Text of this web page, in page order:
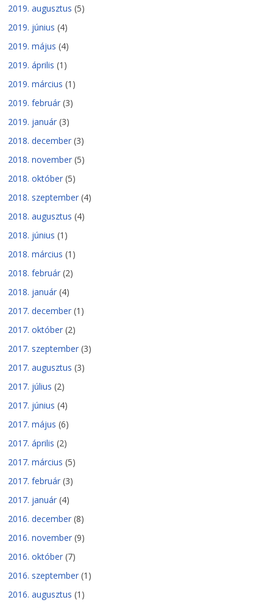
2019. augusztus (5)
2019. június (4)
2019. május (4)
2019. április (1)
2019. március (1)
2019. február (3)
2019. január (3)
2018. december (3)
2018. november (5)
2018. október (5)
2018. szeptember (4)
2018. augusztus (4)
2018. június (1)
2018. március (1)
2018. február (2)
2018. január (4)
2017. december (1)
2017. október (2)
2017. szeptember (3)
2017. augusztus (3)
2017. július (2)
2017. június (4)
2017. május (6)
2017. április (2)
2017. március (5)
2017. február (3)
2017. január (4)
2016. december (8)
2016. november (9)
2016. október (7)
2016. szeptember (1)
2016. augusztus (1)